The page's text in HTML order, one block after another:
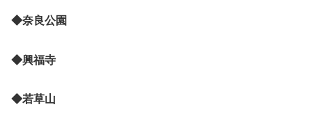
◆奈良公園
◆興福寺
◆若草山